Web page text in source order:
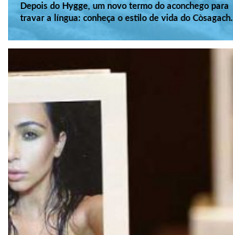
Depois do Hygge, um novo termo do aconchego para
travar a língua: conheça o estilo de vida do Còsagach.